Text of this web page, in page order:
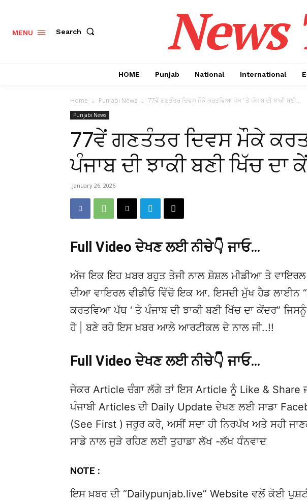
MENU Search News
HOME Punjab National International
Home Punjabi News 77ਵੇਂ ਗਣਤੰਤਰ ਦਿਵਸ ਮੌਕੇ ਕਰਤਵਿਆ ਪੱਥ ‘ ਤੇ ਪੰਜਾਬ ਦੀ ਝਾਕੀ ਬਣੀ...
Punjabi News
77ਵੇਂ ਗਣਤੰਤਰ ਦਿਵਸ ਮੌਕੇ
ਪੰਜਾਬ ਦੀ ਝਾਕੀ ਬਣੀ ਖਿੱਚ ਦਾ
January 26, 2026
Full Video ਦੇਖਣ ਲਈ ਨੀਚੇ👇 ਜਾਓ…
ਅੱਜ ਇਕ ਇਹ ਖ਼ਬਰ ਬਹੁਤ ਤੇਜੀ ਨਾਲ ਸ਼ੋਸ਼ਲ ਮੀਡੀਆ ਤੇ
ਦੀਆ ਵਾਇਰਲ ਵੀਡੀਓ ਵਿੱਚੋ ਇਕ ਆ. ਇਸਦੀ ਮੁੱਖ ਹੈਡ ਲਾਈਨ
ਕਰਤਵਿਆ ਪੱਥ ‘ ਤੇ ਪੰਜਾਬ ਦੀ ਝਾਕੀ ਬਣੀ ਖਿੱਚ ਦਾ ਕੇਂਦਰ”
ਹੋ | ਬਣੇ ਰਹੋ ਇਸ ਖ਼ਬਰ ਆਲੇ ਆਰਟੀਕਲ ਦੇ ਨਾਲ ਜੀ..!!
Full Video ਦੇਖਣ ਲਈ ਨੀਚੇ👇 ਜਾਓ…
ਜੇਕਰ Article ਚੰਗਾ ਲੱਗੇ ਤਾਂ ਇਸ Article ਨੂੰ Like &
ਪੰਜਾਬੀ Articles ਦੀ Daily Update ਦੇਖਣ ਲਈ ਸਾਡਾ
(See First ) ਜਰੂਰ ਕਰੋ, ਅਸੀਂ ਸਦਾ ਹੀ ਨਿਰਪੱਖ ਅਤੇ ਸਹੀ
ਸਾਡੇ ਨਾਲ ਜੁੜੇ ਰਹਿਣ ਲਈ ਤੁਹਾਡਾ ਲੱਖ -ਲੱਖ ਧੰਨਵਾਦ
NOTE :
ਇਸ ਖ਼ਬਰ ਦੀ “Dailypunjab.live” Website ਵਲੋਂ ਕੋਈ